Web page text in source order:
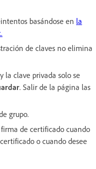
basándose en la
de claves no elimina
la clave privada solo se
. Salir de la página las
grupo.
de certificado cuando
o cuando desee